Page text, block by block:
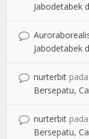
Jabodetabek
Jabodetabek
nurterbit
Bersepatu,
nurterbit
Bersepatu,